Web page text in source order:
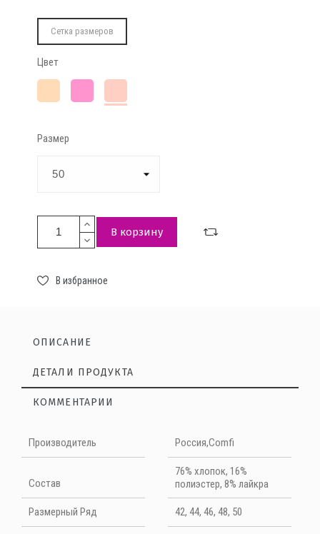
Сетка размеров
Цвет
роза
Размер
В корзину
В избранное
ОПИСАНИЕ
ДЕТАЛИ ПРОДУКТА
КОММЕНТАРИИ
Производитель Россия,Comfi
Cостав
76% хлопок, 16%
полиэстер, 8% лайкра
Размерный Ряд 42, 44, 46, 48, 50
Нет отзывов на данный момент
Quality